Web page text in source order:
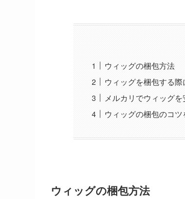
ウィッグの梱包方法
ウィッグを梱包する
メルカリでウィッグ
ウィッグの梱包のコ
ウィッグの梱包方法